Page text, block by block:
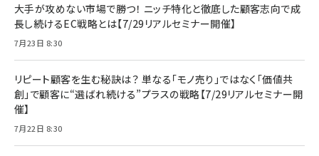
大手が攻めない市場で勝つ！ ニッチ特化と徹底した顧客志向で成
長し続けるEC戦略とは【7/29リアルセミナー開催】
7月23日 8:30
リピート顧客を生む秘訣は？ 単なる「モノ売り」ではなく「価値共
創」で顧客に“選ばれ続ける”プラスの戦略【7/29リアルセミナー開
催】
7月22日 8:30